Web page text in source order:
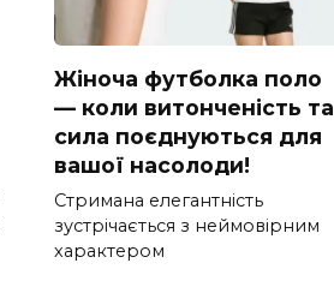
Жіноча футболка поло
— коли витонченість та
сила поєднуються для
вашої насолоди!
Стримана елегантність
зустрічається з неймовірним
характером